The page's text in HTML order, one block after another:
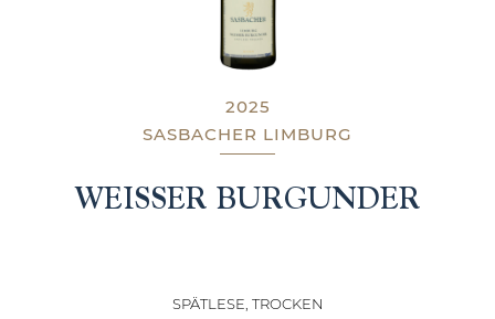
2025
SASBACHER LIMBURG
WEISSER BURGUNDER
SPÄTLESE, TROCKEN